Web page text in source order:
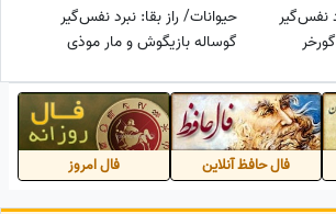
نفس‌گیر
حیوانات/ راز بقا: نبرد نفس‌گیر
گوساله بازیگوش و مار موذی
فال حافظ آنلاین فال امروز